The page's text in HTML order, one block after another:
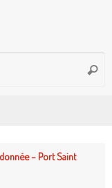
– Port Saint